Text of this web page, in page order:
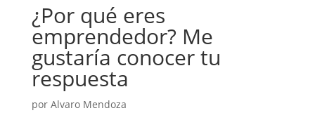
¿Por qué eres
emprendedor? Me
gustaría conocer tu
respuesta
por Alvaro Mendoza